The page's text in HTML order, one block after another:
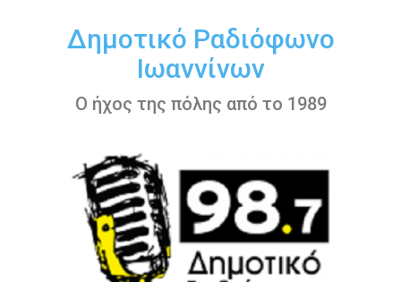
περιεχόμενοΔημοτικό Ραδιόφωνο
Ιωαννίνων
Ο ήχος της πόλης από το 1989